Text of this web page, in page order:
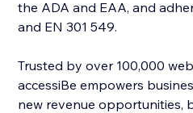
the ADA and EAA, and
and EN 301 549.
Trusted by over 100,000
accessiBe empowers
new revenue opportunities,